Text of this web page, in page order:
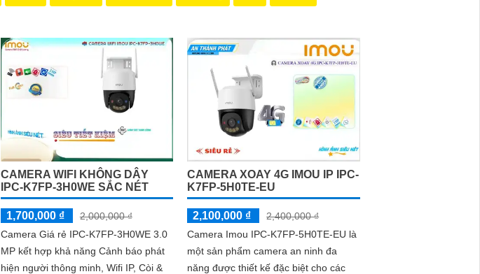
CAMERA WIFI KHÔNG DÂY
IPC-K7FP-3H0WE SẮC NÉT
1,700,000 ₫
2,000,000 ₫
Camera Giá rẻ IPC-K7FP-3H0WE 3.0
MP kết hợp khả năng Cảnh báo phát
hiện người thông minh, Wifi IP, Còi &
CAMERA XOAY 4G IMOU IP IPC-
K7FP-5H0TE-EU
2,100,000 ₫
2,400,000 ₫
Camera Imou IPC-K7FP-5H0TE-EU là
một sản phẩm camera an ninh đa
năng được thiết kế đặc biệt cho các